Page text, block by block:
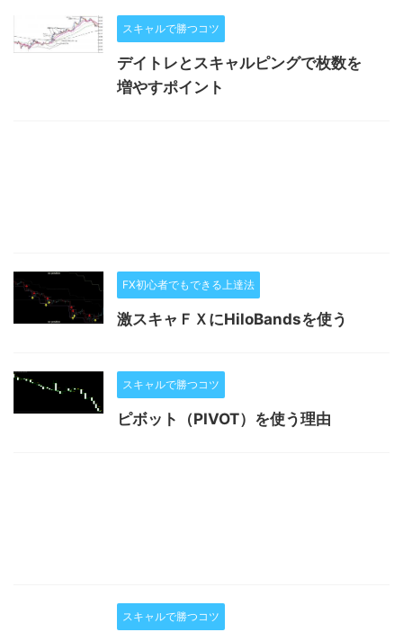
スキャルで勝つコツ
デイトレとスキャルピングで枚数を
増やすポイント
FX初心者でもできる上達法
激スキャＦＸにHiloBandsを使う
スキャルで勝つコツ
ピボット（PIVOT）を使う理由
スキャルで勝つコツ